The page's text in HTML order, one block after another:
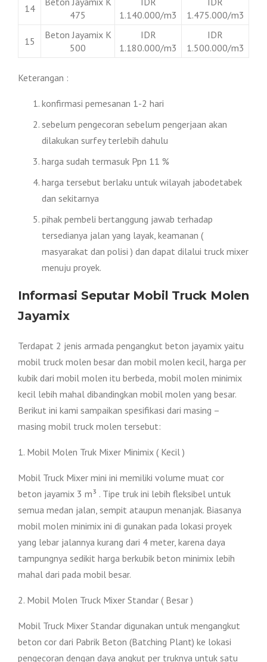
14
475
1.140.000/m3
1.475.000/m3
15
Beton Jayamix K
500
IDR
1.180.000/m3
IDR
1.500.000/m3
Keterangan :
konfirmasi pemesanan 1-2 hari
sebelum pengecoran sebelum pengerjaan akan
dilakukan surfey terlebih dahulu
harga sudah termasuk Ppn 11 %
harga tersebut berlaku untuk wilayah jabodetabek
dan sekitarnya
pihak pembeli bertanggung jawab terhadap
tersedianya jalan yang layak, keamanan (
masyarakat dan polisi ) dan dapat dilalui truck mixer
menuju proyek.
Informasi Seputar Mobil Truck Molen
Jayamix
Terdapat 2 jenis armada pengangkut beton jayamix yaitu
mobil truck molen besar dan mobil molen kecil, harga per
kubik dari mobil molen itu berbeda, mobil molen minimix
kecil lebih mahal dibandingkan mobil molen yang besar.
Berikut ini kami sampaikan spesifikasi dari masing –
masing mobil truck molen tersebut:
1. Mobil Molen Truk Mixer Minimix ( Kecil )
Mobil Truck Mixer mini ini memiliki volume muat cor
beton jayamix 3 m³ . Tipe truk ini lebih fleksibel untuk
semua medan jalan, sempit ataupun menanjak. Biasanya
mobil molen minimix ini di gunakan pada lokasi proyek
yang lebar jalannya kurang dari 4 meter, karena daya
tampungnya sedikit harga berkubik beton minimix lebih
mahal dari pada mobil besar.
2. Mobil Molen Truck Mixer Standar ( Besar )
Mobil Truck Mixer Standar digunakan untuk mengangkut
beton cor dari Pabrik Beton (Batching Plant) ke lokasi
pengecoran dengan daya angkut per truknya untuk satu